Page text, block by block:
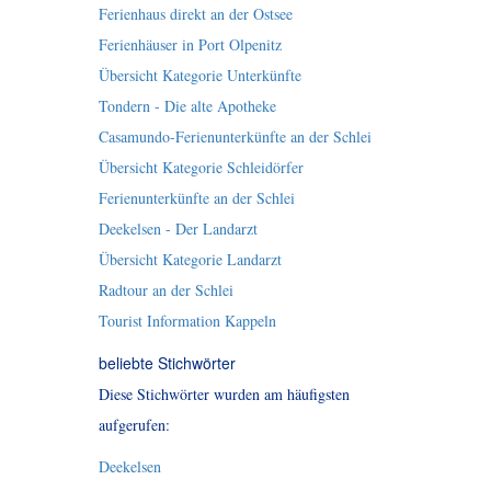
Ferienhaus direkt an der Ostsee
Ferienhäuser in Port Olpenitz
Übersicht Kategorie Unterkünfte
Tondern - Die alte Apotheke
Casamundo-Ferienunterkünfte an der Schlei
Übersicht Kategorie Schleidörfer
Ferienunterkünfte an der Schlei
Deekelsen - Der Landarzt
Übersicht Kategorie Landarzt
Radtour an der Schlei
Tourist Information Kappeln
beliebte Stichwörter
Diese Stichwörter wurden am häufigsten
aufgerufen:
Deekelsen